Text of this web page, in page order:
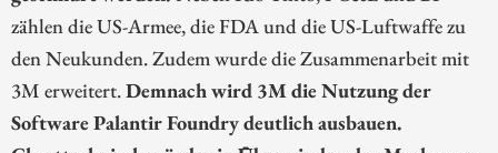
zählen die US-Armee, die FDA und die US-Luftwaffe zu
den Neukunden. Zudem wurde die Zusammenarbeit mit
3M erweitert.Demnach wird 3M die Nutzung der
Software Palantir Foundry deutlich ausbauen.